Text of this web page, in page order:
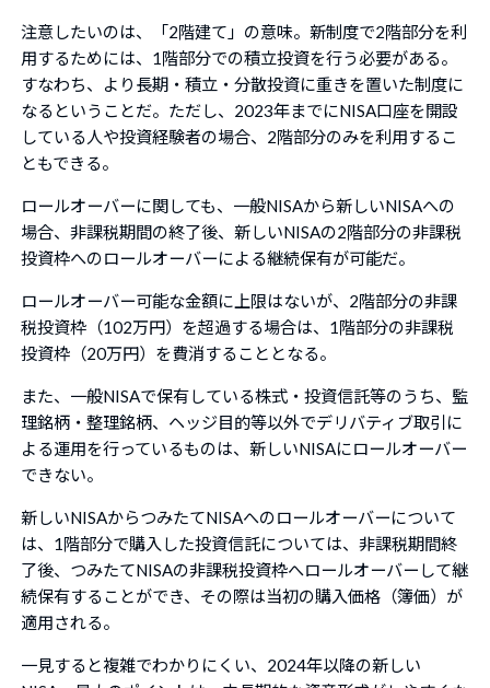
注意したいのは、「2階建て」の意味。新制度で2階部分を利
用するためには、1階部分での積立投資を行う必要がある。
すなわち、より長期・積立・分散投資に重きを置いた制度に
なるということだ。ただし、2023年までにNISA口座を開設
している人や投資経験者の場合、2階部分のみを利用するこ
ともできる。
ロールオーバーに関しても、一般NISAから新しいNISAへの
場合、非課税期間の終了後、新しいNISAの2階部分の非課税
投資枠へのロールオーバーによる継続保有が可能だ。
ロールオーバー可能な金額に上限はないが、2階部分の非課
税投資枠（102万円）を超過する場合は、1階部分の非課税
投資枠（20万円）を費消することとなる。
また、一般NISAで保有している株式・投資信託等のうち、監
理銘柄・整理銘柄、ヘッジ目的等以外でデリバティブ取引に
よる運用を行っているものは、新しいNISAにロールオーバー
できない。
新しいNISAからつみたてNISAへのロールオーバーについて
は、1階部分で購入した投資信託については、非課税期間終
了後、つみたてNISAの非課税投資枠へロールオーバーして継
続保有することができ、その際は当初の購入価格（簿価）が
適用される。
一見すると複雑でわかりにくい、2024年以降の新しい